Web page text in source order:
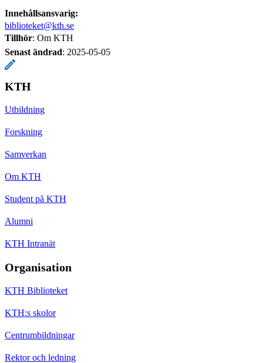
Innehållsansvarig:
biblioteket@kth.se
Tillhör: Om KTH
Senast ändrad: 2025-05-05
KTH
Utbildning
Forskning
Samverkan
Om KTH
Student på KTH
Alumni
KTH Intranät
Organisation
KTH Biblioteket
KTH:s skolor
Centrumbildningar
Rektor och ledning